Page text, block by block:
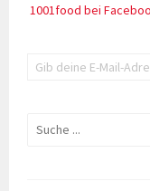
1001food bei
Suchen